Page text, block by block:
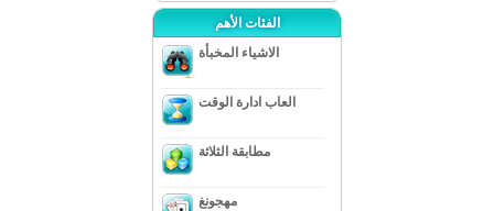
الفئات الأهم
الاشياء المخبأة
العاب ادارة الوقت
مطابقة الثلاثة
مهجونغ